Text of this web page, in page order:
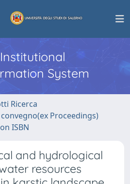
Institutional
System
Ricerca
Proceedings)
ISBN
and hydrological
resources